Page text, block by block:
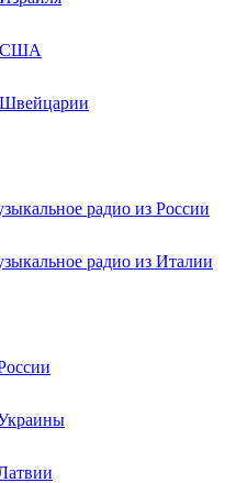
США
радио из России
радио из Италии